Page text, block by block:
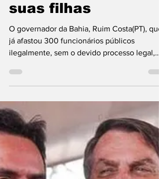
Bahia, Rui Costa
ainda não vacinou
suas filhas
O governador da Bahia, Ruim Costa(PT), que
pela imposição...